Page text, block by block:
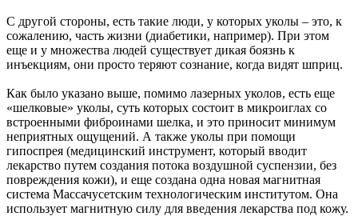
С другой стороны, есть такие люди, у которых уколы – это, к
сожалению, часть жизни (диабетики, например). При этом
еще и у множества людей существует дикая боязнь к
инъекциям, они просто теряют сознание, когда видят шприц.
Как было указано выше, помимо лазерных уколов, есть еще
«шелковые» уколы, суть которых состоит в микроиглах со
встроенными фиброинами шелка, и это приносит минимум
неприятных ощущений. А также уколы при помощи
гипоспрея (медицинский инструмент, который вводит
лекарство путем создания потока воздушной суспензии, без
повреждения кожи), и еще создана одна новая магнитная
система Массачусетским технологическим институтом. Она
использует магнитную силу для введения лекарства под кожу.